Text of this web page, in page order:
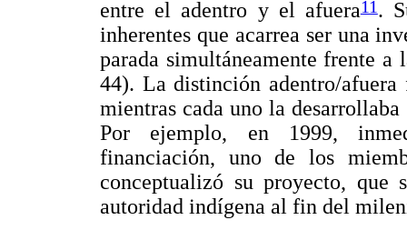
entre el adentro y el afuera11.
inherentes que acarrea ser una
parada simultáneamente frente
44). La distinción adentro/
mientras cada uno la
Por ejemplo, en 1999,
financiación, uno de los
conceptualizó su proyecto, que
autoridad indígena al fin del